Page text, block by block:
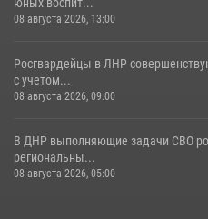
08 августа 2026, 13:00
Росгвардейцы в ЛНР
с учетом...
08 августа 2026, 09:00
В ДНР выполняющие задачи СВО
региональны...
08 августа 2026, 05:00